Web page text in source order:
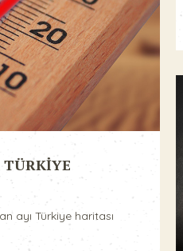
ayı Türkiye haritası